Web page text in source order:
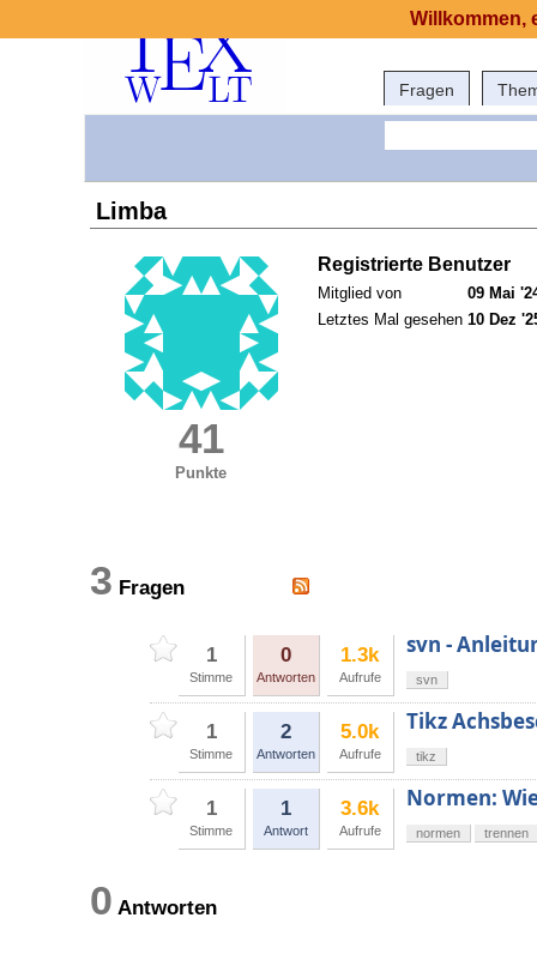
Fragen
Limba
41
Punkte
Registrierte Benutzer
Mitglied von
09 Mai
Letztes Mal gesehen 10 Dez
3 Fragen
1
Stimme
0
Antworten
1.3k
Aufrufe
svn -
svn
1
Stimme
2
Antworten
5.0k
Aufrufe
Tikz
tikz
1
Stimme
1
Antwort
3.6k
Aufrufe
Normen:
normen trennen
0 Antworten
Willkommen,